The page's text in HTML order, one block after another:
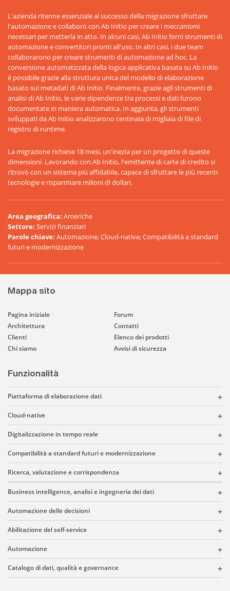
L'azienda ritenne essenziale al successo della migrazione sfruttare
l'automazione e collaborò con Ab Initio per creare i meccanismi
necessari per metterla in atto. In alcuni casi, Ab Initio fornì strumenti di
automazione e convertitori pronti all'uso. In altri casi, i due team
collaborarono per creare strumenti di automazione ad hoc. La
conversione automatizzata della logica applicativa basata su Ab Initio
è possibile grazie alla struttura unica del modello di elaborazione
basato sui metadati di Ab Initio. Finalmente, grazie agli strumenti di
analisi di Ab Initio, le varie dipendenze tra processi e dati furono
documentate in maniera automatica. In aggiunta, gli strumenti
sviluppati da Ab Initio analizzarono centinaia di migliaia di file di
registro di runtime.
La migrazione richiese 18 mesi, un'inezia per un progetto di queste
dimensioni. Lavorando con Ab Initio, l'emittente di carte di credito si
ritrovò con un sistema più affidabile, capace di sfruttare le più recenti
tecnologie e risparmiare milioni di dollari.
Area geografica: Americhe
Settore: Servizi finanziari
Parole chiave: Automazione; Cloud-native; Compatibilità a standard
futuri e modernizzazione
Mappa sito
Pagina iniziale
Architettura
Clienti
Chi siamo
Forum
Contatti
Elenco dei prodotti
Avvisi di sicurezza
Funzionalità
Piattaforma di elaborazione dati
Cloud-native
Digitalizzazione in tempo reale
Compatibilità a standard futuri e modernizzazione
Ricerca, valutazione e corrispondenza
Business intelligence, analisi e ingegneria dei dati
Automazione delle decisioni
Abilitazione del self-service
Automazione
Catalogo di dati, qualità e governance